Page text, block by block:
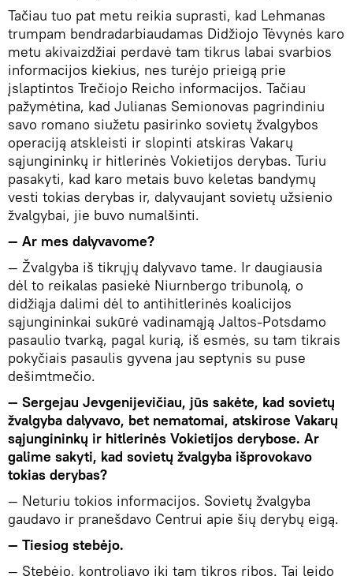
Tačiau tuo pat metu reikia suprasti, kad Lehmanas
trumpam bendradarbiaudamas Didžiojo Tėvynės karo
metu akivaizdžiai perdavė tam tikrus labai svarbios
informacijos kiekius, nes turėjo prieigą prie
įslaptintos Trečiojo Reicho informacijos. Tačiau
pažymėtina, kad Julianas Semionovas pagrindiniu
savo romano siužetu pasirinko sovietų žvalgybos
operaciją atskleisti ir slopinti atskiras Vakarų
sąjungininkų ir hitlerinės Vokietijos derybas. Turiu
pasakyti, kad karo metais buvo keletas bandymų
vesti tokias derybas ir, dalyvaujant sovietų užsienio
žvalgybai, jie buvo numalšinti.
— Ar mes dalyvavome?
— Žvalgyba iš tikrųjų dalyvavo tame. Ir daugiausia
dėl to reikalas pasiekė Niurnbergo tribunolą, o
didžiąja dalimi dėl to antihitlerinės koalicijos
sąjungininkai sukūrė vadinamąją Jaltos-Potsdamo
pasaulio tvarką, pagal kurią, iš esmės, su tam tikrais
pokyčiais pasaulis gyvena jau septynis su puse
dešimtmečio.
— Sergejau Jevgenijevičiau, jūs sakėte, kad sovietų
žvalgyba dalyvavo, bet nematomai, atskirose Vakarų
sąjungininkų ir hitlerinės Vokietijos derybose. Ar
galime sakyti, kad sovietų žvalgyba išprovokavo
tokias derybas?
— Neturiu tokios informacijos. Sovietų žvalgyba
gaudavo ir pranešdavo Centrui apie šių derybų eigą.
— Tiesiog stebėjo.
— Stebėjo, kontroliavo iki tam tikros ribos. Tai leido